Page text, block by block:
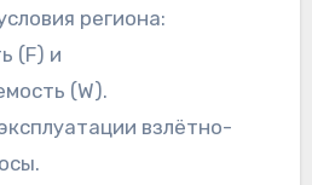
региона:
(F) и
(W).
взлётно-